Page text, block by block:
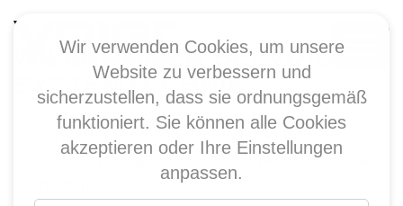
Wir verwenden Cookies, um unsere
Website zu verbessern und
sicherzustellen, dass sie ordnungsgemäß
funktioniert. Sie können alle Cookies
akzeptieren oder Ihre Einstellungen
anpassen.
WILLKOMMEN BEI VOIGT
SYSTEMTECHNIK
Wir fertigen komplexe Fräs- und Drehteile,
Baugruppen sowie Schweißkonstruktionen – exakt
nach Ihren Vorgaben.